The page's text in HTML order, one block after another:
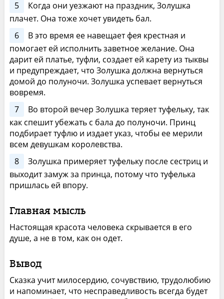
5
Когда они уезжают на праздник, Золушка
плачет. Она тоже хочет увидеть бал.
6
В это время ее навещает фея крестная и
помогает ей исполнить заветное желание. Она
дарит ей платье, туфли, создает ей карету из тыквы
и предупреждает, что Золушка должна вернуться
домой до полуночи. Золушка успевает вернуться
вовремя.
7
Во второй вечер Золушка теряет туфельку, так
как спешит убежать с бала до полуночи. Принц
подбирает туфлю и издает указ, чтобы ее мерили
всем девушкам королевства.
8
Золушка примеряет туфельку после сестриц и
выходит замуж за принца, потому что туфелька
пришлась ей впору.
Главная мысль
Настоящая красота человека скрывается в его
душе, а не в том, как он одет.
Вывод
Сказка учит милосердию, сочувствию, трудолюбию
и напоминает, что несправедливость всегда будет